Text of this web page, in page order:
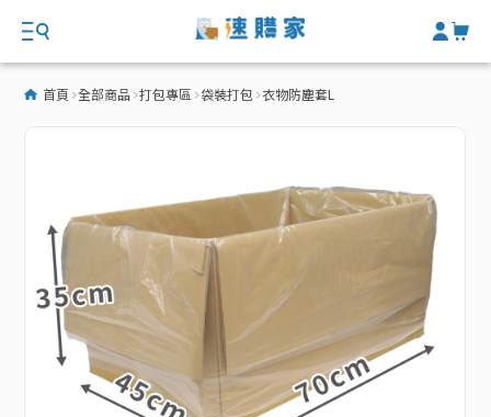
首頁 全部商品 打包專區 袋裝打包 衣物防塵套L